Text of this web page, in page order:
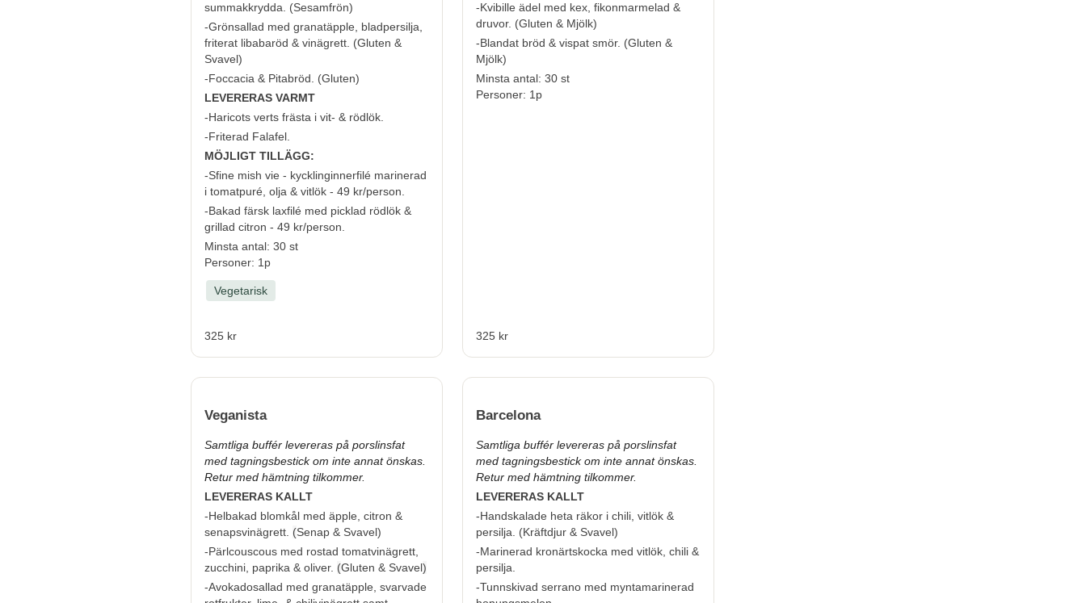
summakkrydda. (Sesamfrön)
-Grönsallad med granatäpple, bladpersilja,
friterat libabaröd & vinägrett. (Gluten &
Svavel)
-Foccacia & Pitabröd. (Gluten)
LEVERERAS VARMT
-Haricots verts frästa i vit- & rödlök.
-Friterad Falafel.
MÖJLIGT TILLÄGG:
-Sfine mish vie - kycklinginnerfilé marinerad
i tomatpuré, olja & vitlök - 49 kr/person.
-Bakad färsk laxfilé med picklad rödlök &
grillad citron - 49 kr/person.
Minsta antal: 30 st
Personer: 1p
Vegetarisk
325 kr
-Kvibille ädel med kex, fikonmarmelad &
druvor. (Gluten & Mjölk)
-Blandat bröd & vispat smör. (Gluten &
Mjölk)
Minsta antal: 30 st
Personer: 1p
325 kr
Veganista
Samtliga buffér levereras på porslinsfat
med tagningsbestick om inte annat önskas.
Retur med hämtning tilkommer.
LEVERERAS KALLT
-Helbakad blomkål med äpple, citron &
senapsvinägrett. (Senap & Svavel)
-Pärlcouscous med rostad tomatvinägrett,
zucchini, paprika & oliver. (Gluten & Svavel)
-Avokadosallad med granatäpple, svarvade
Barcelona
Samtliga buffér levereras på porslinsfat
med tagningsbestick om inte annat önskas.
Retur med hämtning tilkommer.
LEVERERAS KALLT
-Handskalade heta räkor i chili, vitlök &
persilja. (Kräftdjur & Svavel)
-Marinerad kronärtskocka med vitlök, chili &
persilja.
-Tunnskivad serrano med myntamarinerad